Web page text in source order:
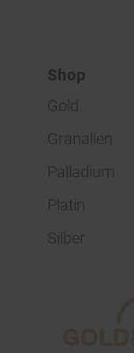
Shop
Gold
Granalien
Palladium
Platin
Silber